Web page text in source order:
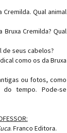
Qual animal
Cremilda? Qual
de seus cabelos?
como os da Bruxa
ou fotos, como
tempo. Pode-se
. Franco Editora.